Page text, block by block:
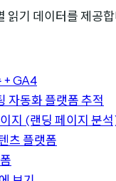
읽기 데이터를 제공
+ GA4
자동화 플랫폼 추적
지 (랜딩 페이지 분
츠 플랫폼